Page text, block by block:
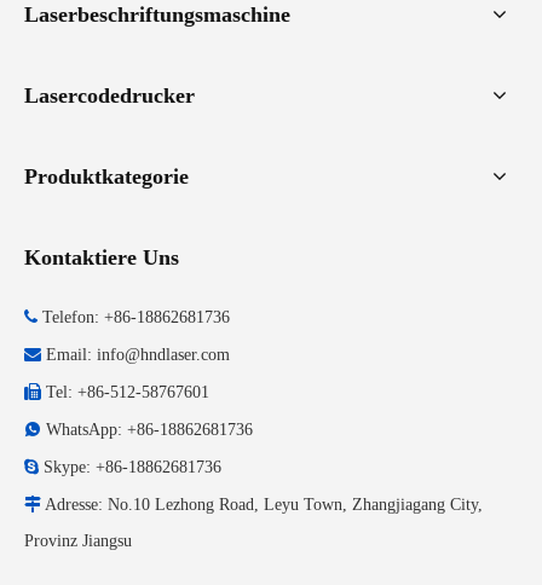
Laserbeschriftungsmaschine
Lasercodedrucker
Produktkategorie
Kontaktiere Uns
 Telefon: +86-18862681736
 Email: info@hndlaser.com
 Tel: +86-512-58767601
 WhatsApp: +86-18862681736
 Skype: +86-18862681736
 Adresse: No.10 Lezhong Road, Leyu Town, Zhangjiagang City,
Provinz Jiangsu